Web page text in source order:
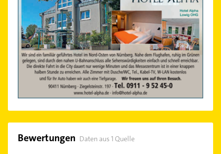
Bewertungen Daten aus 1 Quelle